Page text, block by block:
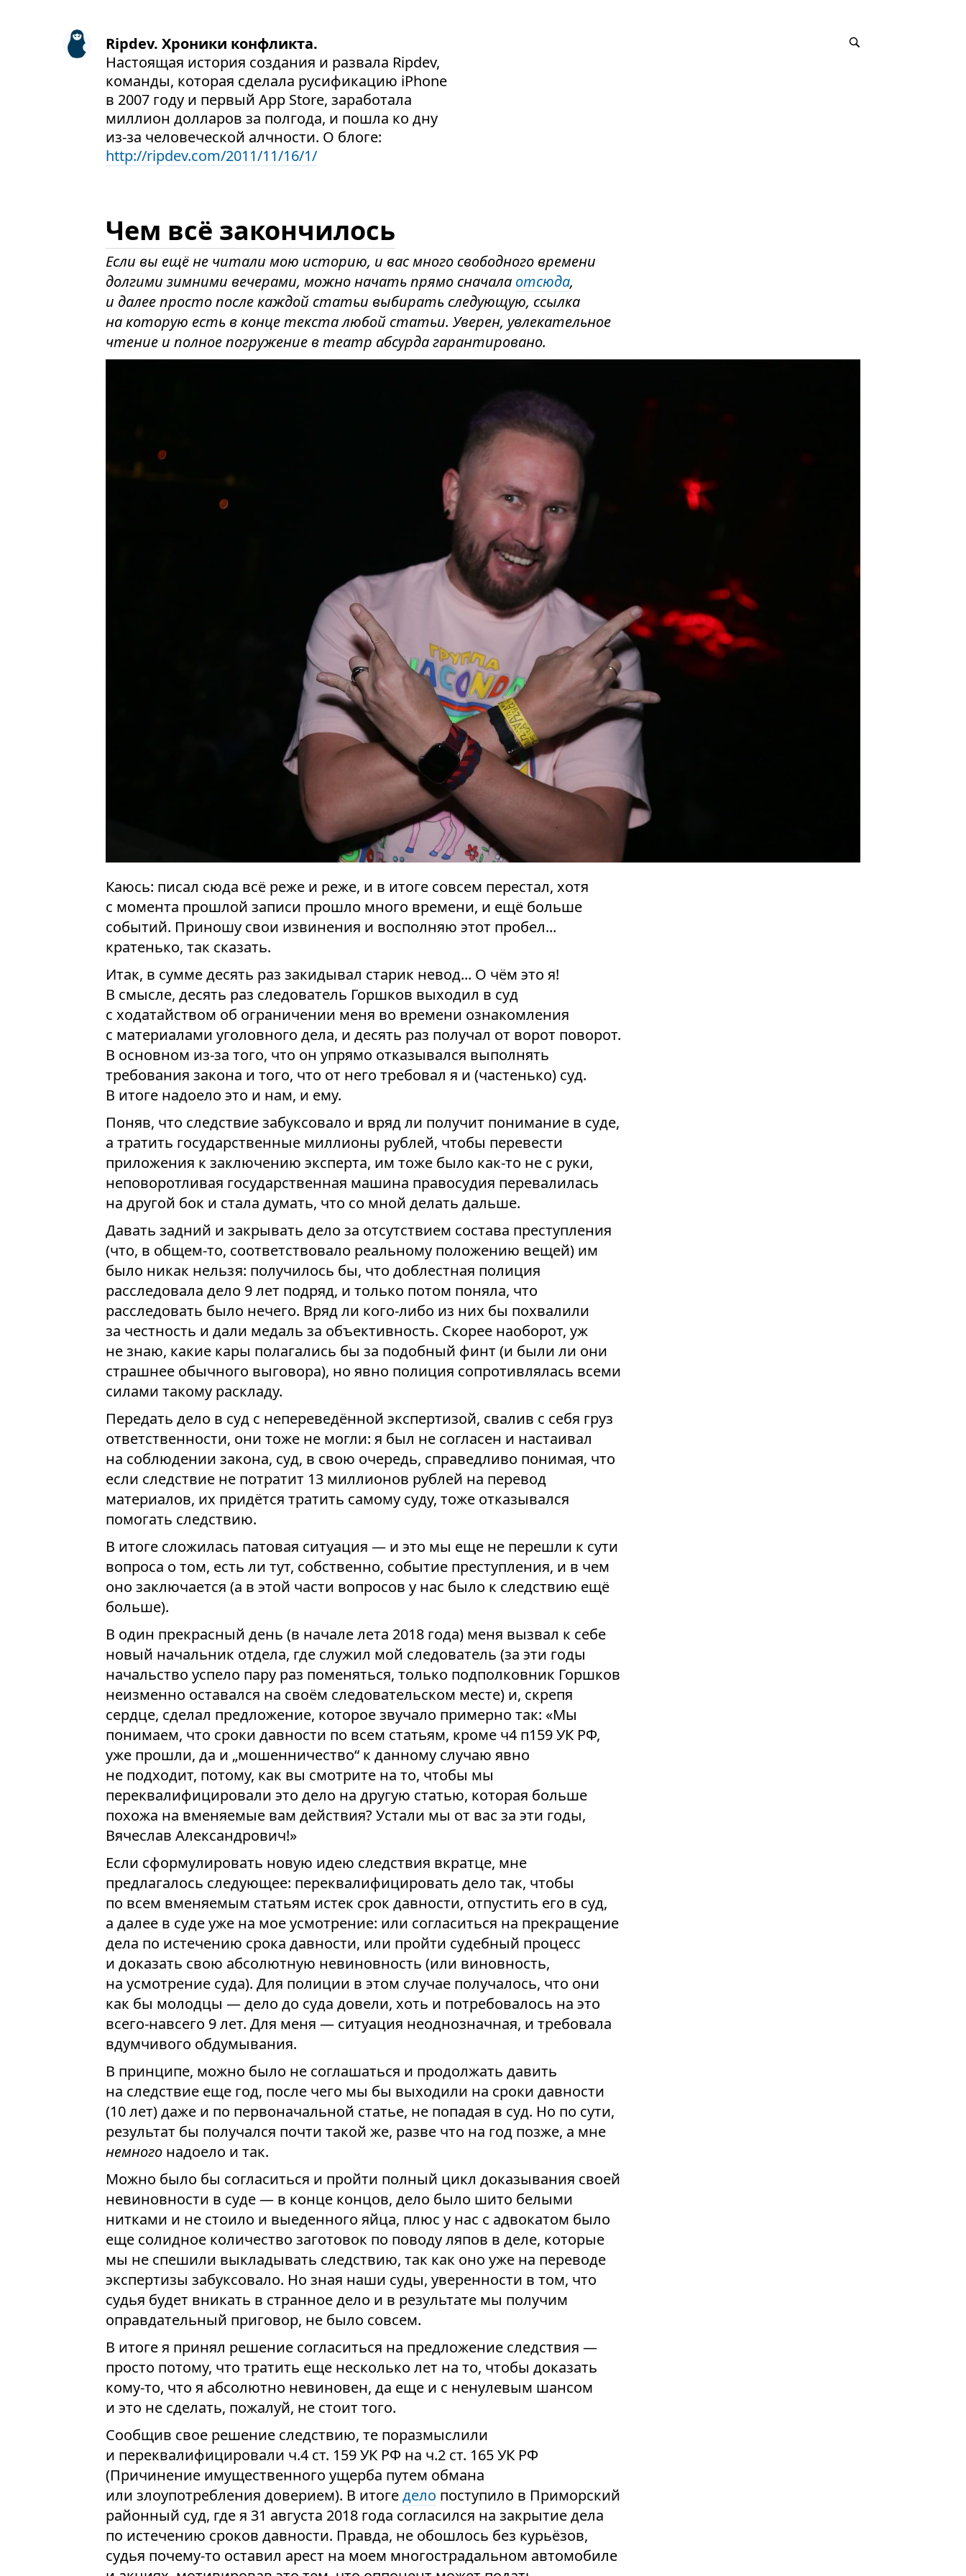
Ripdev. Хроники конфликта.
Настоящая история создания и развала Ripdev,
команды, которая сделала русификацию iPhone
в 2007 году и первый App Store, заработала
миллион долларов за полгода, и пошла ко дну
из-за человеческой алчности. О блоге:
http://ripdev.com/2011/11/16/1/
Чем всё закончилось
Если вы ещё не читали мою историю, и вас много свободного времени
долгими зимними вечерами, можно начать прямо сначала отсюда,
и далее просто после каждой статьи выбирать следующую, ссылка
на которую есть в конце текста любой статьи. Уверен, увлекательное
чтение и полное погружение в театр абсурда гарантировано.
Каюсь: писал сюда всё реже и реже, и в итоге совсем перестал, хотя
с момента прошлой записи прошло много времени, и ещё больше
событий. Приношу свои извинения и восполняю этот пробел...
кратенько, так сказать.
Итак, в сумме десять раз закидывал старик невод... О чём это я!
В смысле, десять раз следователь Горшков выходил в суд
с ходатайством об ограничении меня во времени ознакомления
с материалами уголовного дела, и десять раз получал от ворот поворот.
В основном из-за того, что он упрямо отказывался выполнять
требования закона и того, что от него требовал я и (частенько) суд.
В итоге надоело это и нам, и ему.
Поняв, что следствие забуксовало и вряд ли получит понимание в суде,
а тратить государственные миллионы рублей, чтобы перевести
приложения к заключению эксперта, им тоже было как-то не с руки,
неповоротливая государственная машина правосудия перевалилась
на другой бок и стала думать, что со мной делать дальше.
Давать задний и закрывать дело за отсутствием состава преступления
(что, в общем-то, соответствовало реальному положению вещей) им
было никак нельзя: получилось бы, что доблестная полиция
расследовала дело 9 лет подряд, и только потом поняла, что
расследовать было нечего. Вряд ли кого-либо из них бы похвалили
за честность и дали медаль за объективность. Скорее наоборот, уж
не знаю, какие кары полагались бы за подобный финт (и были ли они
страшнее обычного выговора), но явно полиция сопротивлялась всеми
силами такому раскладу.
Передать дело в суд с непереведённой экспертизой, свалив с себя груз
ответственности, они тоже не могли: я был не согласен и настаивал
на соблюдении закона, суд, в свою очередь, справедливо понимая, что
если следствие не потратит 13 миллионов рублей на перевод
материалов, их придётся тратить самому суду, тоже отказывался
помогать следствию.
В итоге сложилась патовая ситуация — и это мы еще не перешли к сути
вопроса о том, есть ли тут, собственно, событие преступления, и в чем
оно заключается (а в этой части вопросов у нас было к следствию ещё
больше).
В один прекрасный день (в начале лета 2018 года) меня вызвал к себе
новый начальник отдела, где служил мой следователь (за эти годы
начальство успело пару раз поменяться, только подполковник Горшков
неизменно оставался на своём следовательском месте) и, скрепя
сердце, сделал предложение, которое звучало примерно так: «Мы
понимаем, что сроки давности по всем статьям, кроме ч4 п159 УК РФ,
уже прошли, да и „мошенничество“ к данному случаю явно
не подходит, потому, как вы смотрите на то, чтобы мы
переквалифицировали это дело на другую статью, которая больше
похожа на вменяемые вам действия? Устали мы от вас за эти годы,
Вячеслав Александрович!»
Если сформулировать новую идею следствия вкратце, мне
предлагалось следующее: переквалифицировать дело так, чтобы
по всем вменяемым статьям истек срок давности, отпустить его в суд,
а далее в суде уже на мое усмотрение: или согласиться на прекращение
дела по истечению срока давности, или пройти судебный процесс
и доказать свою абсолютную невиновность (или виновность,
на усмотрение суда). Для полиции в этом случае получалось, что они
как бы молодцы — дело до суда довели, хоть и потребовалось на это
всего-навсего 9 лет. Для меня — ситуация неоднозначная, и требовала
вдумчивого обдумывания.
В принципе, можно было не соглашаться и продолжать давить
на следствие еще год, после чего мы бы выходили на сроки давности
(10 лет) даже и по первоначальной статье, не попадая в суд. Но по сути,
результат бы получался почти такой же, разве что на год позже, а мне
немного надоело и так.
Можно было бы согласиться и пройти полный цикл доказывания своей
невиновности в суде — в конце концов, дело было шито белыми
нитками и не стоило и выеденного яйца, плюс у нас с адвокатом было
еще солидное количество заготовок по поводу ляпов в деле, которые
мы не спешили выкладывать следствию, так как оно уже на переводе
экспертизы забуксовало. Но зная наши суды, уверенности в том, что
судья будет вникать в странное дело и в результате мы получим
оправдательный приговор, не было совсем.
В итоге я принял решение согласиться на предложение следствия —
просто потому, что тратить еще несколько лет на то, чтобы доказать
кому-то, что я абсолютно невиновен, да еще и с ненулевым шансом
и это не сделать, пожалуй, не стоит того.
Сообщив свое решение следствию, те поразмыслили
и переквалифицировали ч.4 ст. 159 УК РФ на ч.2 ст. 165 УК РФ
(Причинение имущественного ущерба путем обмана
или злоупотребления доверием). В итогедело поступило в Приморский
районный суд, где я 31 августа 2018 года согласился на закрытие дела
по истечению сроков давности. Правда, не обошлось без курьёзов,
судья почему-то оставил арест на моем многострадальном автомобиле